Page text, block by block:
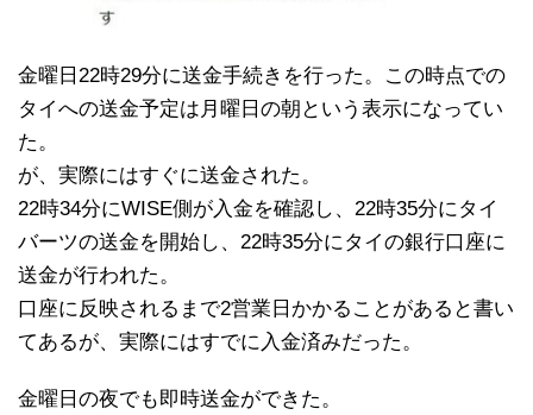
金曜日22時29分に送金手続きを行った。この時点での
タイへの送金予定は月曜日の朝という表示になってい
た。
が、実際にはすぐに送金された。
22時34分にWISE側が入金を確認し、22時35分にタイ
バーツの送金を開始し、22時35分にタイの銀行口座に
送金が行われた。
口座に反映されるまで2営業日かかることがあると書い
てあるが、実際にはすでに入金済みだった。
金曜日の夜でも即時送金ができた。